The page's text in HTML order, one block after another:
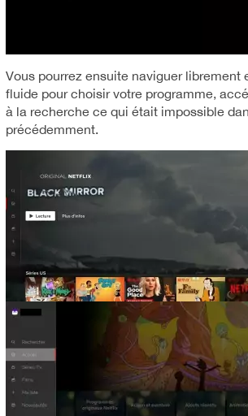
Vous pourrez ensuite naviguer librement
fluide pour choisir votre programme,
à la recherche ce qui était impossible
précédemment.